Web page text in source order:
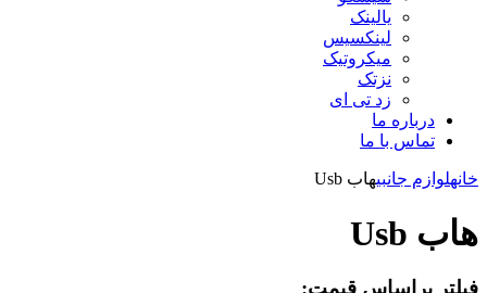
یالینک
لینکسیس
میکروتیک
نزتک
زد تی ای
درباره ما
تماس با ما
خانهلوازم جانبیهاب Usb
هاب Usb
فیلتر براساس قیمت: